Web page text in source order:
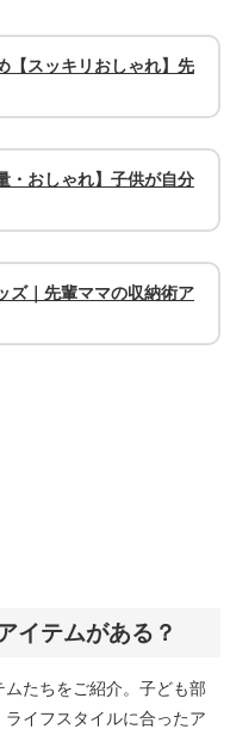
【スッキリおしゃれ】先
・おしゃれ】子供が自分
ズ｜先輩ママの収納術ア
イテムがある？
たちをご紹介。子ども部
イフスタイルに合ったア